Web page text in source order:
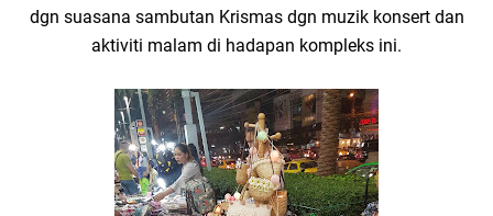
dgn suasana sambutan Krismas dgn muzik konsert dan
aktiviti malam di hadapan kompleks ini.